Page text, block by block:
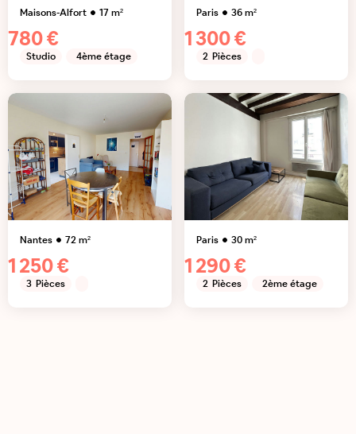
Maisons-Alfort 17m²
780 €
Studio 4ème étage
Paris 36m²
1 300 €
2 Pièces
Nantes 72m²
1 250 €
3 Pièces
Paris 30m²
1 290 €
2 Pièces 2ème étage